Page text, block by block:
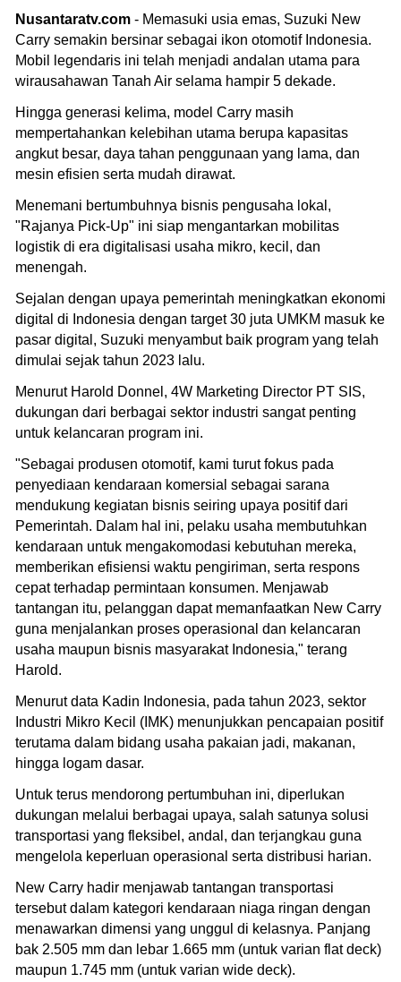
Nusantaratv.com - Memasuki usia emas, Suzuki New
Carry semakin bersinar sebagai ikon otomotif Indonesia.
Mobil legendaris ini telah menjadi andalan utama para
wirausahawan Tanah Air selama hampir 5 dekade.
Hingga generasi kelima, model Carry masih
mempertahankan kelebihan utama berupa kapasitas
angkut besar, daya tahan penggunaan yang lama, dan
mesin efisien serta mudah dirawat.
Menemani bertumbuhnya bisnis pengusaha lokal,
"Rajanya Pick-Up" ini siap mengantarkan mobilitas
logistik di era digitalisasi usaha mikro, kecil, dan
menengah.
Sejalan dengan upaya pemerintah meningkatkan ekonomi
digital di Indonesia dengan target 30 juta UMKM masuk ke
pasar digital, Suzuki menyambut baik program yang telah
dimulai sejak tahun 2023 lalu.
Menurut Harold Donnel, 4W Marketing Director PT SIS,
dukungan dari berbagai sektor industri sangat penting
untuk kelancaran program ini.
"Sebagai produsen otomotif, kami turut fokus pada
penyediaan kendaraan komersial sebagai sarana
mendukung kegiatan bisnis seiring upaya positif dari
Pemerintah. Dalam hal ini, pelaku usaha membutuhkan
kendaraan untuk mengakomodasi kebutuhan mereka,
memberikan efisiensi waktu pengiriman, serta respons
cepat terhadap permintaan konsumen. Menjawab
tantangan itu, pelanggan dapat memanfaatkan New Carry
guna menjalankan proses operasional dan kelancaran
usaha maupun bisnis masyarakat Indonesia," terang
Harold.
Menurut data Kadin Indonesia, pada tahun 2023, sektor
Industri Mikro Kecil (IMK) menunjukkan pencapaian positif
terutama dalam bidang usaha pakaian jadi, makanan,
hingga logam dasar.
Untuk terus mendorong pertumbuhan ini, diperlukan
dukungan melalui berbagai upaya, salah satunya solusi
transportasi yang fleksibel, andal, dan terjangkau guna
mengelola keperluan operasional serta distribusi harian.
New Carry hadir menjawab tantangan transportasi
tersebut dalam kategori kendaraan niaga ringan dengan
menawarkan dimensi yang unggul di kelasnya. Panjang
bak 2.505 mm dan lebar 1.665 mm (untuk varian flat deck)
maupun 1.745 mm (untuk varian wide deck).